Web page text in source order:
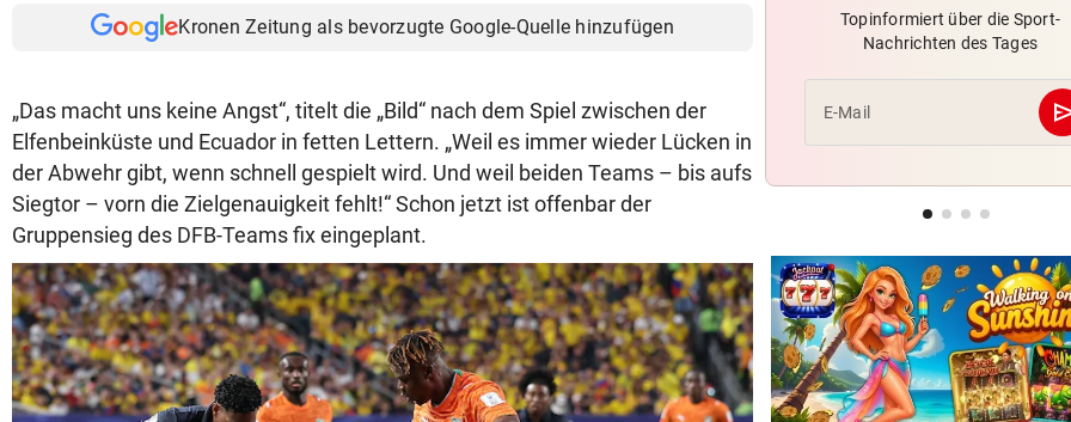
Kronen Zeitung als bevorzugte Google-Quelle hinzufügen
„Das macht uns keine Angst“, titelt die „Bild“ nach dem Spiel zwischen der
Elfenbeinküste und Ecuador in fetten Lettern. „Weil es immer wieder Lücken in
der Abwehr gibt, wenn schnell gespielt wird. Und weil beiden Teams – bis aufs
Siegtor – vorn die Zielgenauigkeit fehlt!“ Schon jetzt ist offenbar der
Gruppensieg des DFB-Teams fix eingeplant.
Topinformiert über die Sport-
Nachrichten des Tages
E-Mail